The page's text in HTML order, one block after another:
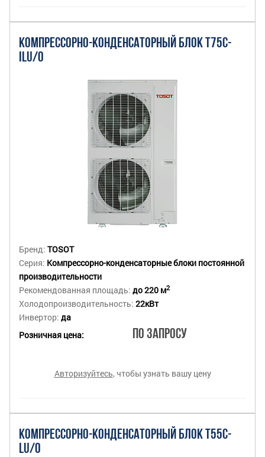
КОМПРЕССОРНО-КОНДЕНСАТОРНЫЙ БЛОК T75C-
ILU/O
Бренд: TOSOT
Серия: Компрессорно-конденсаторные блоки постоянной
производительности
Рекомендованная площадь: до 220 м2
Холодопроизводительность: 22кВт
Инвертор: да
Розничная цена:
По запросу
Авторизуйтесь, чтобы узнать вашу цену
КОМПРЕССОРНО-КОНДЕНСАТОРНЫЙ БЛОК T55C-
LU/O